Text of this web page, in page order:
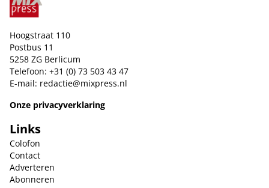
Hoogstraat 110
Postbus 11
5258 ZG Berlicum
Telefoon: +31 (0) 73 503 43 47
E-mail: redactie@mixpress.nl
Onze privacyverklaring
Links
Colofon
Contact
Adverteren
Abonneren